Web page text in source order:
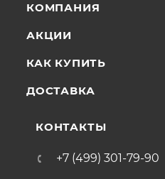
КОМПАНИЯ
АКЦИИ
КАК КУПИТЬ
ДОСТАВКА
КОНТАКТЫ
+7 (499) 301-79-90